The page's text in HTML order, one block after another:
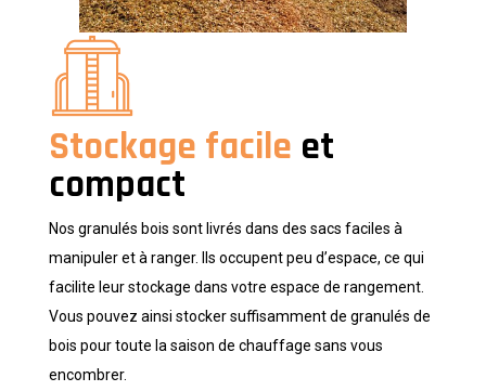
Stockage facile et
compact
Nos granulés bois sont livrés dans des sacs faciles à
manipuler et à ranger. Ils occupent peu d’espace, ce qui
facilite leur stockage dans votre espace de rangement.
Vous pouvez ainsi stocker suffisamment de granulés de
bois pour toute la saison de chauffage sans vous
encombrer.